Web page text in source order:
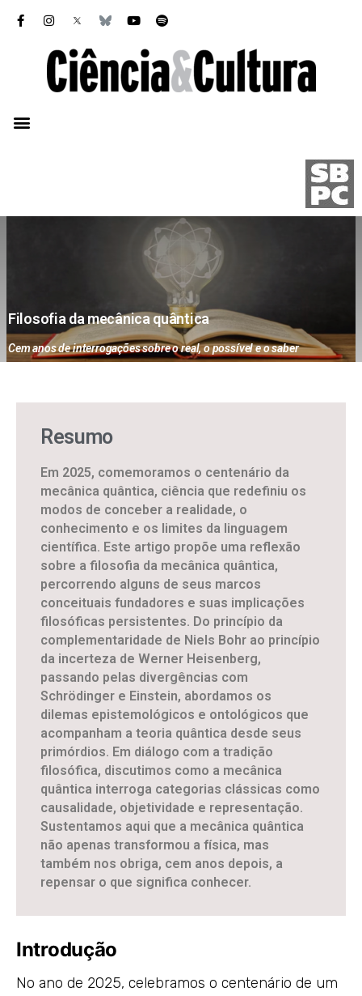
Filosofia da mecânica quântica
Cem anos de interrogações sobre o real, o possível e o saber
Resumo
Em 2025, comemoramos o centenário da
mecânica quântica, ciência que redefiniu os
modos de conceber a realidade, o
conhecimento e os limites da linguagem
científica. Este artigo propõe uma reflexão
sobre a filosofia da mecânica quântica,
percorrendo alguns de seus marcos
conceituais fundadores e suas implicações
filosóficas persistentes. Do princípio da
complementaridade de Niels Bohr ao princípio
da incerteza de Werner Heisenberg,
passando pelas divergências com
Schrödinger e Einstein, abordamos os
dilemas epistemológicos e ontológicos que
acompanham a teoria quântica desde seus
primórdios. Em diálogo com a tradição
filosófica, discutimos como a mecânica
quântica interroga categorias clássicas como
causalidade, objetividade e representação.
Sustentamos aqui que a mecânica quântica
não apenas transformou a física, mas
também nos obriga, cem anos depois, a
repensar o que significa conhecer.
Introdução
No ano de 2025, celebramos o centenário de um